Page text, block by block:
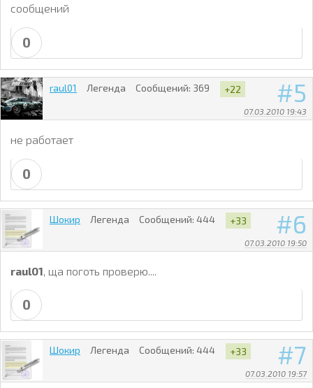
сообщений
0
5
07.03.2010 19:43
raul01 Легенда Сообщений: 369 +22
не работает
0
6
07.03.2010 19:50
Шокир Легенда Сообщений: 444 +33
raul01 , ща поготь проверю....
0
7
07.03.2010 19:57
Шокир Легенда Сообщений: 444 +33